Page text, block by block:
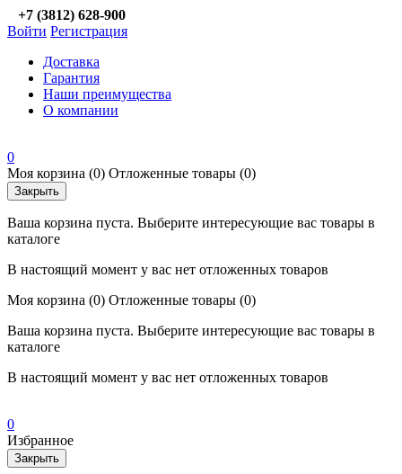
+7 (3812) 628-900
Войти Регистрация
Доставка
Гарантия
Наши преимущества
О компании
0
Моя корзина (0) Отложенные товары (0)
Закрыть
Ваша корзина пуста. Выберите интересующие вас товары в
каталоге
В настоящий момент у вас нет отложенных товаров
Моя корзина (0) Отложенные товары (0)
Ваша корзина пуста. Выберите интересующие вас товары в
каталоге
В настоящий момент у вас нет отложенных товаров
0
Избранное
Закрыть